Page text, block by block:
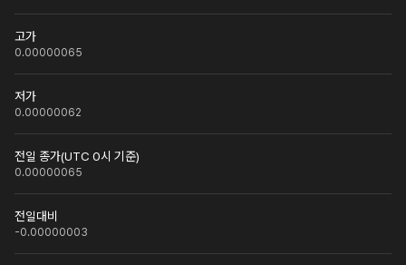
고가
0.00000065
저가
0.00000062
전일 종가(UTC 0시 기준)
0.00000065
전일대비
-0.00000003